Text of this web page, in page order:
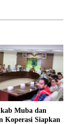
Muba dan
Koperasi Siapkan